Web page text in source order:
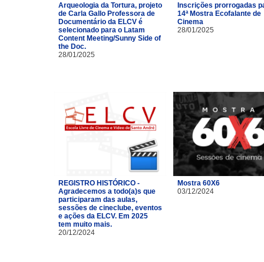
Arqueologia da Tortura, projeto
de Carla Gallo Professora de
Documentário da ELCV é
selecionado para o Latam
Content Meeting/Sunny Side of
the Doc.
28/01/2025
Inscrições prorrogadas
14ª Mostra Ecofalante de
Cinema
28/01/2025
REGISTRO HISTÓRICO -
Agradecemos a todo(a)s que
participaram das aulas,
sessões de cineclube, eventos
e ações da ELCV. Em 2025
tem muito mais.
20/12/2024
Mostra 60X6
03/12/2024